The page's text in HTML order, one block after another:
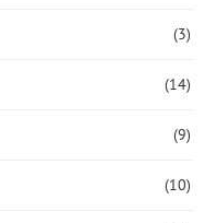
(3)
(14)
(9)
(10)